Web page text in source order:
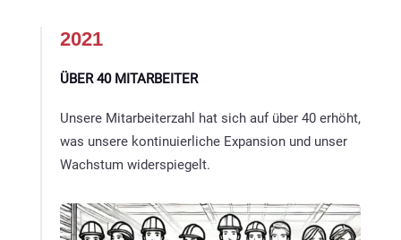
2021
ÜBER 40 MITARBEITER
Unsere Mitarbeiterzahl hat sich auf über 40 erhöht,
was unsere kontinuierliche Expansion und unser
Wachstum widerspiegelt.